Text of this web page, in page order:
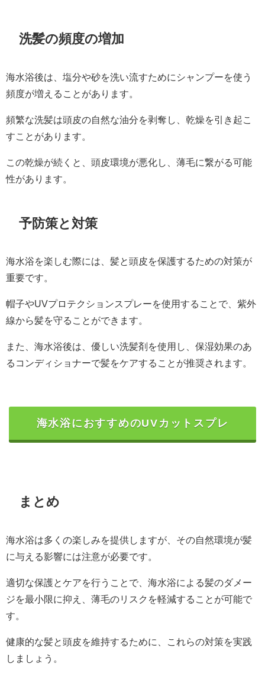
洗髪の頻度の増加
海水浴後は、塩分や砂を洗い流すためにシャンプーを使う
頻度が増えることがあります。
頻繁な洗髪は頭皮の自然な油分を剥奪し、乾燥を引き起こ
すことがあります。
この乾燥が続くと、頭皮環境が悪化し、薄毛に繋がる可能
性があります。
予防策と対策
海水浴を楽しむ際には、髪と頭皮を保護するための対策が
重要です。
帽子やUVプロテクションスプレーを使用することで、紫外
線から髪を守ることができます。
また、海水浴後は、優しい洗髪剤を使用し、保湿効果のあ
るコンディショナーで髪をケアすることが推奨されます。
海水浴におすすめのUVカットスプレ
まとめ
海水浴は多くの楽しみを提供しますが、その自然環境が髪
に与える影響には注意が必要です。
適切な保護とケアを行うことで、海水浴による髪のダメー
ジを最小限に抑え、薄毛のリスクを軽減することが可能で
す。
健康的な髪と頭皮を維持するために、これらの対策を実践
しましょう。